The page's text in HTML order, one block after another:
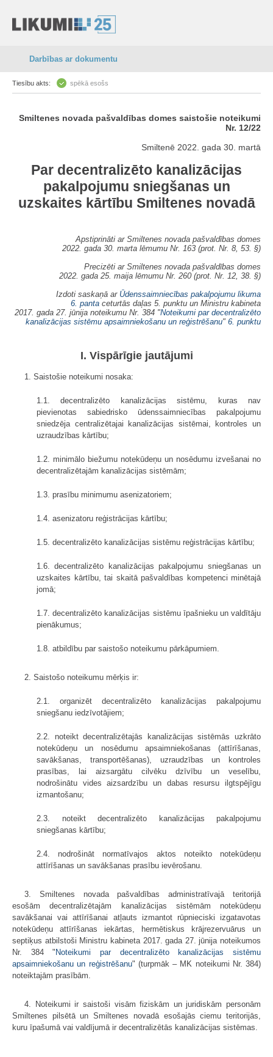
Darbības ar dokumentu
Tiesību akts: spēkā esošs
Smiltenes novada pašvaldības domes saistošie noteikumi
Nr. 12/22
Smiltenē 2022. gada 30. martā
Par decentralizēto kanalizācijas
pakalpojumu sniegšanas un
uzskaites kārtību Smiltenes novadā
Apstiprināti ar Smiltenes novada pašvaldības domes
2022. gada 30. marta lēmumu Nr. 163 (prot. Nr. 8, 53. §)
Precizēti ar Smiltenes novada pašvaldības domes
2022. gada 25. maija lēmumu Nr. 260 (prot. Nr. 12, 38. §)
Izdoti saskaņā ar Ūdenssaimniecības pakalpojumu likuma
6. panta ceturtās daļas 5. punktu un Ministru kabineta
2017. gada 27. jūnija noteikumu Nr. 384 "Noteikumi par decentralizēto
kanalizācijas sistēmu apsaimniekošanu un reģistrēšanu" 6. punktu
I. Vispārīgie jautājumi
1. Saistošie noteikumi nosaka:
1.1. decentralizēto kanalizācijas sistēmu, kuras nav
pievienotas sabiedrisko ūdenssaimniecības pakalpojumu
sniedzēja centralizētajai kanalizācijas sistēmai, kontroles un
uzraudzības kārtību;
1.2. minimālo biežumu notekūdeņu un nosēdumu izvešanai no
decentralizētajām kanalizācijas sistēmām;
1.3. prasību minimumu asenizatoriem;
1.4. asenizatoru reģistrācijas kārtību;
1.5. decentralizēto kanalizācijas sistēmu reģistrācijas kārtību;
1.6. decentralizēto kanalizācijas pakalpojumu sniegšanas un
uzskaites kārtību, tai skaitā pašvaldības kompetenci minētajā
jomā;
1.7. decentralizēto kanalizācijas sistēmu īpašnieku un valdītāju
pienākumus;
1.8. atbildību par saistošo noteikumu pārkāpumiem.
2. Saistošo noteikumu mērķis ir:
2.1. organizēt decentralizēto kanalizācijas pakalpojumu
sniegšanu iedzīvotājiem;
2.2. noteikt decentralizētajās kanalizācijas sistēmās uzkrāto
notekūdeņu un nosēdumu apsaimniekošanas (attīrīšanas,
savākšanas, transportēšanas), uzraudzības un kontroles
prasības, lai aizsargātu cilvēku dzīvību un veselību,
nodrošinātu vides aizsardzību un dabas resursu ilgtspējīgu
izmantošanu;
2.3. noteikt decentralizēto kanalizācijas pakalpojumu
sniegšanas kārtību;
2.4. nodrošināt normatīvajos aktos noteikto notekūdeņu
attīrīšanas un savākšanas prasību ievērošanu.
3. Smiltenes novada pašvaldības administratīvajā teritorijā
esošām decentralizētajām kanalizācijas sistēmām notekūdeņu
savākšanai vai attīrīšanai atļauts izmantot rūpnieciski izgatavotas
notekūdeņu attīrīšanas iekārtas, hermētiskus krājrezervuārus un
septiķus atbilstoši Ministru kabineta 2017. gada 27. jūnija noteikumos
Nr. 384 "Noteikumi par decentralizēto kanalizācijas sistēmu
apsaimniekošanu un reģistrēšanu" (turpmāk – MK noteikumi Nr. 384)
noteiktajām prasībām.
4. Noteikumi ir saistoši visām fiziskām un juridiskām personām
Smiltenes pilsētā un Smiltenes novadā esošajās ciemu teritorijās,
kuru īpašumā vai valdījumā ir decentralizētās kanalizācijas sistēmas.